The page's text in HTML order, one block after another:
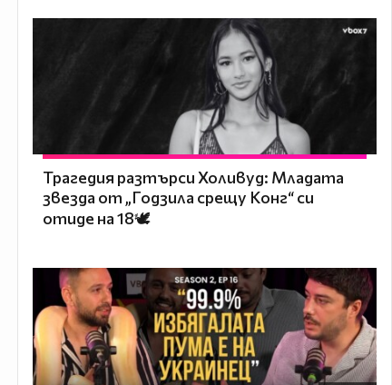
Трагедия разтърси Холивуд: Младата
звезда от „Годзила срещу Конг“ си
отиде на 18🕊️